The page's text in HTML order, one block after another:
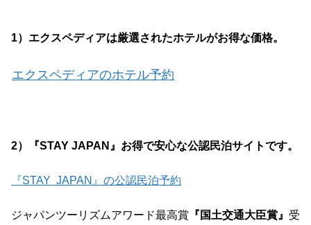
1）エクスペディアは厳選されたホテルがお得な価格。
エクスペディアのホテル予約
2）『STAY JAPAN』お得で安心な公認民泊サイトです。
『STAY JAPAN』の公認民泊予約
ジャパンツーリズムアワード最高賞 『国土交通大臣賞』 受